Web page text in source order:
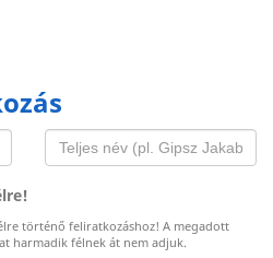
történő feliratkozáshoz! A megadott
harmadik félnek át nem adjuk.